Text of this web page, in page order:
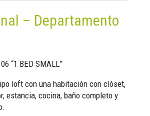
– Departamento
“1 BED SMALL”
loft con una habitación con clóset,
estancia, cocina, baño completo y